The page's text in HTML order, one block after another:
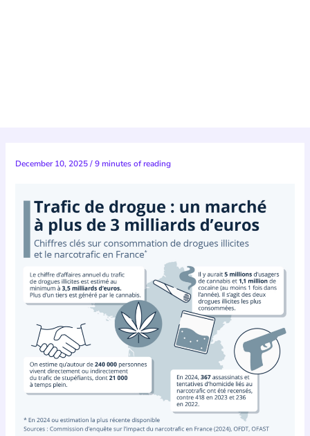
December 10, 2025/9 minutes of reading